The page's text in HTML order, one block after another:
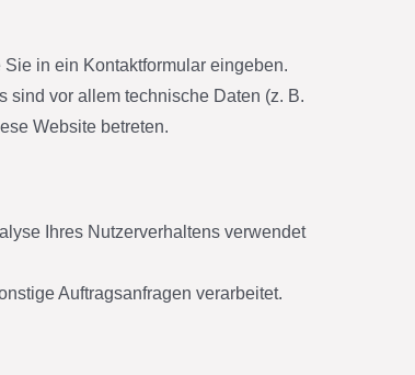
in ein Kontaktformular eingeben.
sind vor allem technische Daten (z. B.
Website betreten.
Ihres Nutzerverhaltens verwendet
Auftragsanfragen verarbeitet.